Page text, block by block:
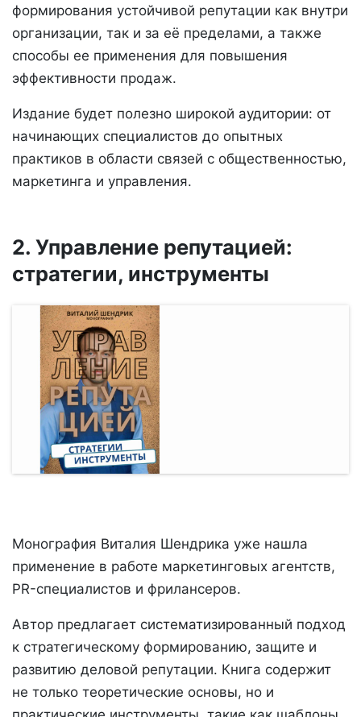
формирования устойчивой репутации как внутри
организации, так и за её пределами, а также
способы ее применения для повышения
эффективности продаж.
Издание будет полезно широкой аудитории: от
начинающих специалистов до опытных
практиков в области связей с общественностью,
маркетинга и управления.
2. Управление репутацией:
стратегии, инструменты
Монография Виталия Шендрика уже нашла
применение в работе маркетинговых агентств,
PR-специалистов и фрилансеров.
Автор предлагает систематизированный подход
к стратегическому формированию, защите и
развитию деловой репутации. Книга содержит
не только теоретические основы, но и